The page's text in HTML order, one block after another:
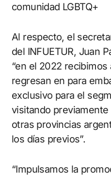
comunidad LGBTQ+
Al respecto, el
del INFUETUR, Juan
“en el 2022
regresan en para
exclusivo para el
visitando
otras provincias
los días previos”.
“Impulsamos la